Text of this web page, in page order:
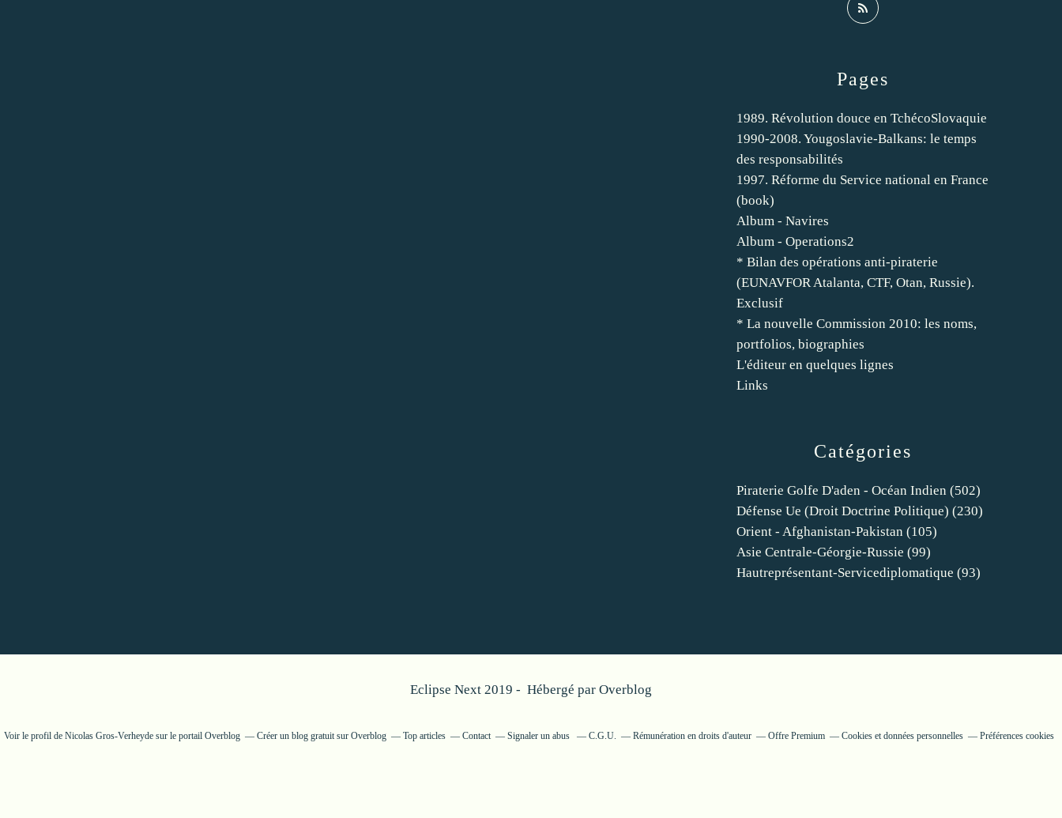
Catégories
Piraterie Golfe D'aden - Océan Indien (502)
Défense Ue (droit Doctrine Politique) (230)
Orient - Afghanistan-Pakistan (105)
Asie Centrale-Géorgie-Russie (99)
Hautreprésentant-Servicediplomatique (93)
Pages
1989. Révolution douce en TchécoSlovaquie
1990-2008. Yougoslavie-Balkans: le temps
des responsabilités
1997. Réforme du Service national en France
(book)
Album - Navires
Album - Operations2
* Bilan des opérations anti-piraterie
(EUNAVFOR Atalanta, CTF, Otan, Russie).
Exclusif
* La nouvelle Commission 2010: les noms,
portfolios, biographies
L'éditeur en quelques lignes
Links
Eclipse Next 2019 - Hébergé par Overblog
Voir le profil de Nicolas Gros-Verheydesur le portail Overblog Créer un blog gratuit sur Overblog Top articles Contact Signaler un abus C.G.U. Rémunération en droits d'auteur Offre Premium Cookies et données personnelles Préférences cookies